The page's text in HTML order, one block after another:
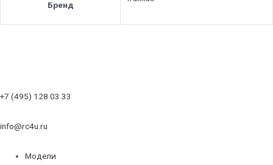
Бренд
+7 (495) 128 03 33
info@rc4u.ru
Модели